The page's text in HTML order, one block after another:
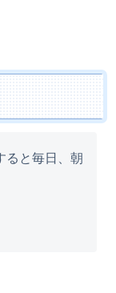
ると毎日、朝